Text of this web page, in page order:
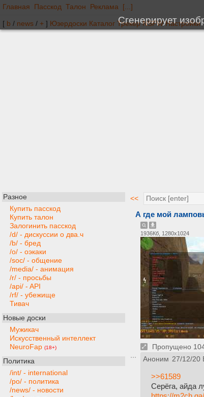
Главная Пасскод Талон Реклама [...]
[ b / news / + ] Юзердоски Каталог Трекер NSFW Настройки
Разное
Купить пасскод
Купить талон
Залогинить пасскод
/d/ - дискуссии о два.ч
/b/ - бред
/o/ - оэкаки
/soc/ - общение
/media/ - анимация
/r/ - просьбы
/api/ - API
/rf/ - убежище
Тивач
Новые доски
Мужикач
Искусственный интеллект
NeuroFap (18+)
Политика
/int/ - international
/po/ - политика
/news/ - новости
<<
А где мой
1936Кб, 1280x1024
Пропущено
Аноним 27/12/20
>>61589
Серёга, айда